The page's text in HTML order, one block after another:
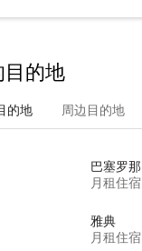
的地
的地 周边目的地
巴塞罗那
月租住宿
雅典
月租住宿